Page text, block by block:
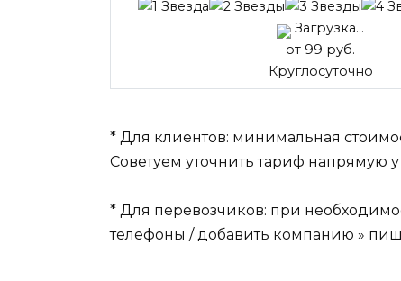
Загрузка...
от 99 руб.
Круглосуточно
* Для клиентов: минимальная
Советуем уточнить тариф напрямую
* Для перевозчиков: при
телефоны / добавить компанию »